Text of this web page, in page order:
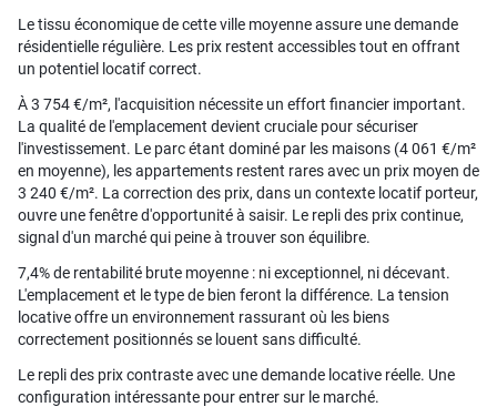
Le tissu économique de cette ville moyenne assure une demande
résidentielle régulière. Les prix restent accessibles tout en offrant
un potentiel locatif correct.
À 3 754 €/m², l'acquisition nécessite un effort financier important.
La qualité de l'emplacement devient cruciale pour sécuriser
l'investissement. Le parc étant dominé par les maisons (4 061 €/m²
en moyenne), les appartements restent rares avec un prix moyen de
3 240 €/m². La correction des prix, dans un contexte locatif porteur,
ouvre une fenêtre d'opportunité à saisir. Le repli des prix continue,
signal d'un marché qui peine à trouver son équilibre.
7,4% de rentabilité brute moyenne : ni exceptionnel, ni décevant.
L'emplacement et le type de bien feront la différence. La tension
locative offre un environnement rassurant où les biens
correctement positionnés se louent sans difficulté.
Le repli des prix contraste avec une demande locative réelle. Une
configuration intéressante pour entrer sur le marché.